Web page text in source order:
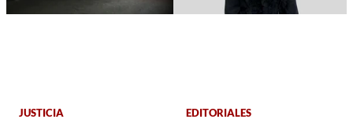
JUSTICIA EDITORIALES